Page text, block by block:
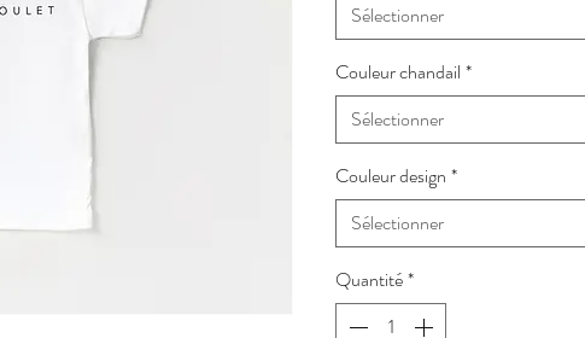
Sélectionner
Couleur chandail *
Sélectionner
Couleur design *
Sélectionner
Quantité*